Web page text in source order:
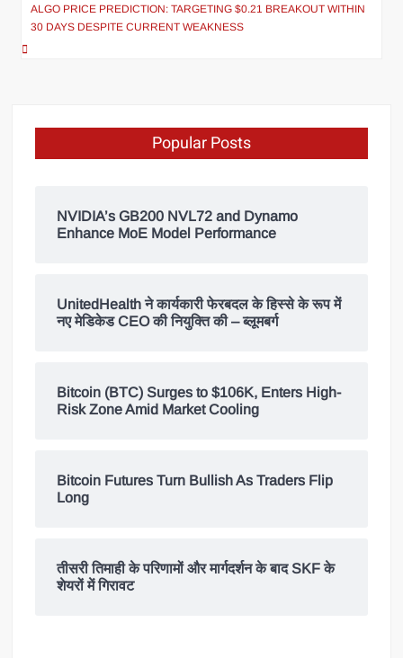
ALGO PRICE PREDICTION: TARGETING $0.21 BREAKOUT WITHIN
30 DAYS DESPITE CURRENT WEAKNESS
Popular Posts
NVIDIA’s GB200 NVL72 and Dynamo
Enhance MoE Model Performance
UnitedHealth ने कार्यकारी फेरबदल के हिस्से के रूप में
नए मेडिकेड CEO की नियुक्ति की – ब्लूमबर्ग
Bitcoin (BTC) Surges to $106K, Enters High-
Risk Zone Amid Market Cooling
Bitcoin Futures Turn Bullish As Traders Flip
Long
तीसरी तिमाही के परिणामों और मार्गदर्शन के बाद SKF के
शेयरों में गिरावट